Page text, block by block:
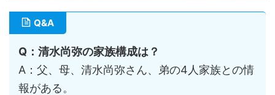
Q&A
Q：清水尚弥の家族構成は？
A：父、母、清水尚弥さん、弟の4人家族との情
報がある。